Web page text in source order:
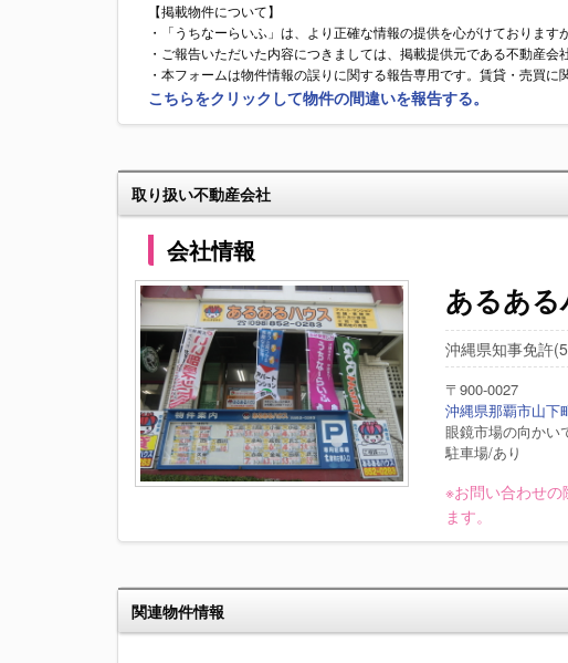
【掲載物件について】
・「うちなーらいふ」は、より正確な情報の提供を心がけておりま
・ご報告いただいた内容につきましては、掲載提供元である不動産
・本フォームは物件情報の誤りに関する報告専用です。賃貸・売買
こちらをクリックして物件の間違いを報告する。
取り扱い不動産会社
会社情報
あるある
沖縄県知事免許
〒900-0027
沖縄県那覇市山下
眼鏡市場の向かい
駐車場/あり
※お問い合わせ
ます。
関連物件情報